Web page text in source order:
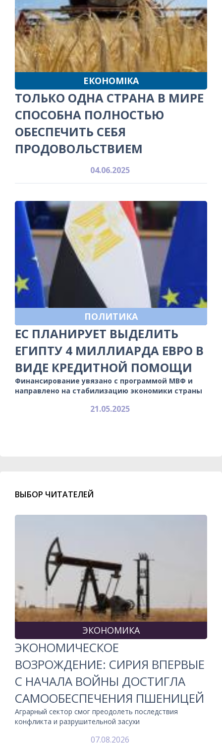
ЕКОНОМІКА
ТОЛЬКО ОДНА СТРАНА В МИРЕ
СПОСОБНА ПОЛНОСТЬЮ
ОБЕСПЕЧИТЬ СЕБЯ
ПРОДОВОЛЬСТВИЕМ
04.06.2025
ПОЛИТИКА
ЕС ПЛАНИРУЕТ ВЫДЕЛИТЬ
ЕГИПТУ 4 МИЛЛИАРДА ЕВРО В
ВИДЕ КРЕДИТНОЙ ПОМОЩИ
Финансирование увязано с программой МВФ и
направлено на стабилизацию экономики страны
21.05.2025
ВЫБОР ЧИТАТЕЛЕЙ
ЭКОНОМИКА
ЭКОНОМИЧЕСКОЕ
ВОЗРОЖДЕНИЕ: СИРИЯ ВПЕРВЫЕ
С НАЧАЛА ВОЙНЫ ДОСТИГЛА
САМООБЕСПЕЧЕНИЯ ПШЕНИЦЕЙ
Аграрный сектор смог преодолеть последствия
конфликта и разрушительной засухи
07.08.2026